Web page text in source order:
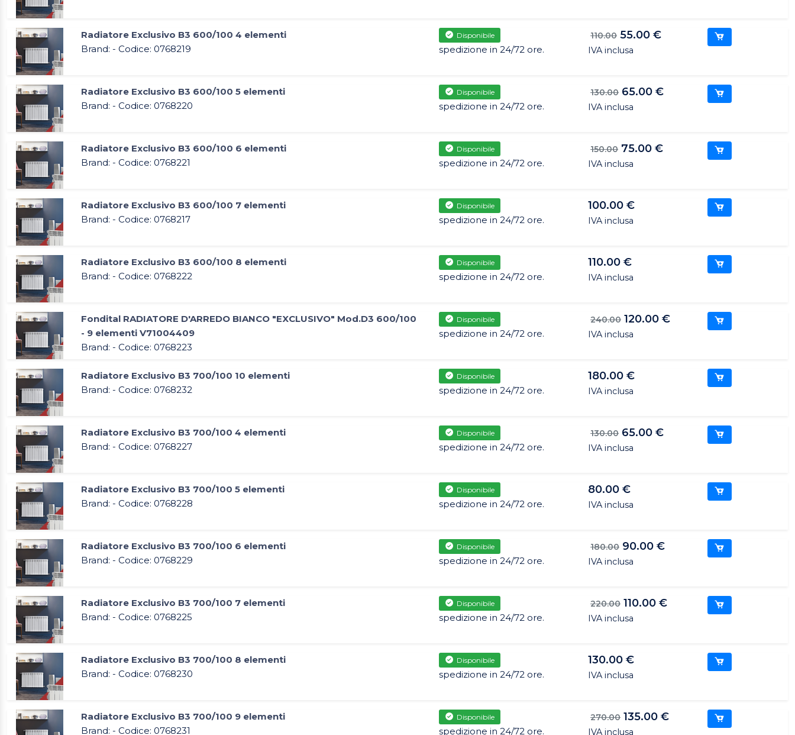
Radiatore Exclusivo B3 600/100 4 elementi
Brand: - Codice: 0768219
Disponibile
spedizione in 24/72 ore.
110.00 55.00 €
IVA inclusa
Radiatore Exclusivo B3 600/100 5 elementi
Brand: - Codice: 0768220
Disponibile
spedizione in 24/72 ore.
130.00 65.00 €
IVA inclusa
Radiatore Exclusivo B3 600/100 6 elementi
Brand: - Codice: 0768221
Disponibile
spedizione in 24/72 ore.
150.00 75.00 €
IVA inclusa
Radiatore Exclusivo B3 600/100 7 elementi
Brand: - Codice: 0768217
Disponibile
spedizione in 24/72 ore.
100.00 €
IVA inclusa
Radiatore Exclusivo B3 600/100 8 elementi
Brand: - Codice: 0768222
Disponibile
spedizione in 24/72 ore.
110.00 €
IVA inclusa
Fondital RADIATORE D'ARREDO BIANCO "EXCLUSIVO" Mod.D3 600/100
- 9 elementi V71004409
Brand: - Codice: 0768223
Disponibile
spedizione in 24/72 ore.
240.00 120.00 €
IVA inclusa
Radiatore Exclusivo B3 700/100 10 elementi
Brand: - Codice: 0768232
Disponibile
spedizione in 24/72 ore.
180.00 €
IVA inclusa
Radiatore Exclusivo B3 700/100 4 elementi
Brand: - Codice: 0768227
Disponibile
spedizione in 24/72 ore.
130.00 65.00 €
IVA inclusa
Radiatore Exclusivo B3 700/100 5 elementi
Brand: - Codice: 0768228
Disponibile
spedizione in 24/72 ore.
80.00 €
IVA inclusa
Radiatore Exclusivo B3 700/100 6 elementi
Brand: - Codice: 0768229
Disponibile
spedizione in 24/72 ore.
180.00 90.00 €
IVA inclusa
Radiatore Exclusivo B3 700/100 7 elementi
Brand: - Codice: 0768225
Disponibile
spedizione in 24/72 ore.
220.00 110.00 €
IVA inclusa
Radiatore Exclusivo B3 700/100 8 elementi
Brand: - Codice: 0768230
Disponibile
spedizione in 24/72 ore.
130.00 €
IVA inclusa
Radiatore Exclusivo B3 700/100 9 elementi
Brand: - Codice: 0768231
Disponibile
spedizione in 24/72 ore.
270.00 135.00 €
IVA inclusa